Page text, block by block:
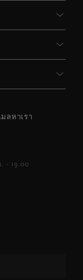
ลหาเรา
- 19.00